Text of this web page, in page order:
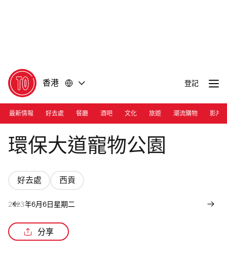
香港 登記
最新情報 好去處 餐廳 酒吧 文化 旅遊 潮流購物 影片
Photograph: Joshua Lin | Wan Po Road Pet Garden
環保大道寵物公園
好去處 西貢
2023年6月6日星期二
分享